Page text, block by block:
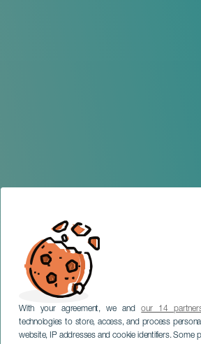
With your agreement, we andour 14
technologies to store, access, and process
website, IP addresses and cookie identifiers. Some